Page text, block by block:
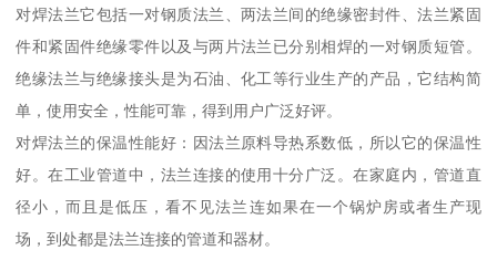
对焊法兰它包括一对钢质法兰、两法兰间的绝缘密封件、法兰紧固
件和紧固件绝缘零件以及与两片法兰已分别相焊的一对钢质短管。
绝缘法兰与绝缘接头是为石油、化工等行业生产的产品，它结构简
单，使用安全，性能可靠，得到用户广泛好评。
对焊法兰的保温性能好：因法兰原料导热系数低，所以它的保温性
好。在工业管道中，法兰连接的使用十分广泛。在家庭内，管道直
径小，而且是低压，看不见法兰连如果在一个锅炉房或者生产现
场，到处都是法兰连接的管道和器材。